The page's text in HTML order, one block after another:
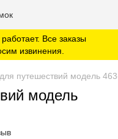
Все заказы
извинения.
путешествий модель
модель